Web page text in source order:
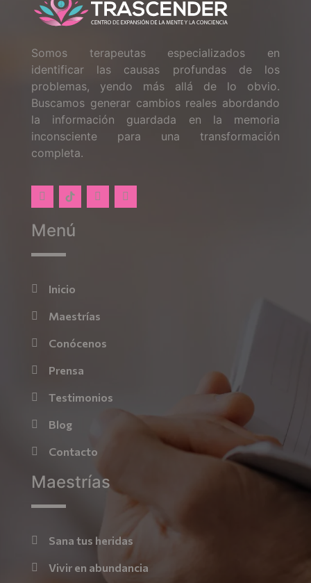
Somos terapeutas especializados en
identificar las causas profundas de los
problemas, yendo más allá de lo obvio.
Buscamos generar cambios reales abordando
la información guardada en la memoria
inconsciente para una transformación
completa.
Menú
Inicio
Maestrías
Conócenos
Prensa
Testimonios
Blog
Contacto
Maestrías
Sana tus heridas
Vivir en abundancia